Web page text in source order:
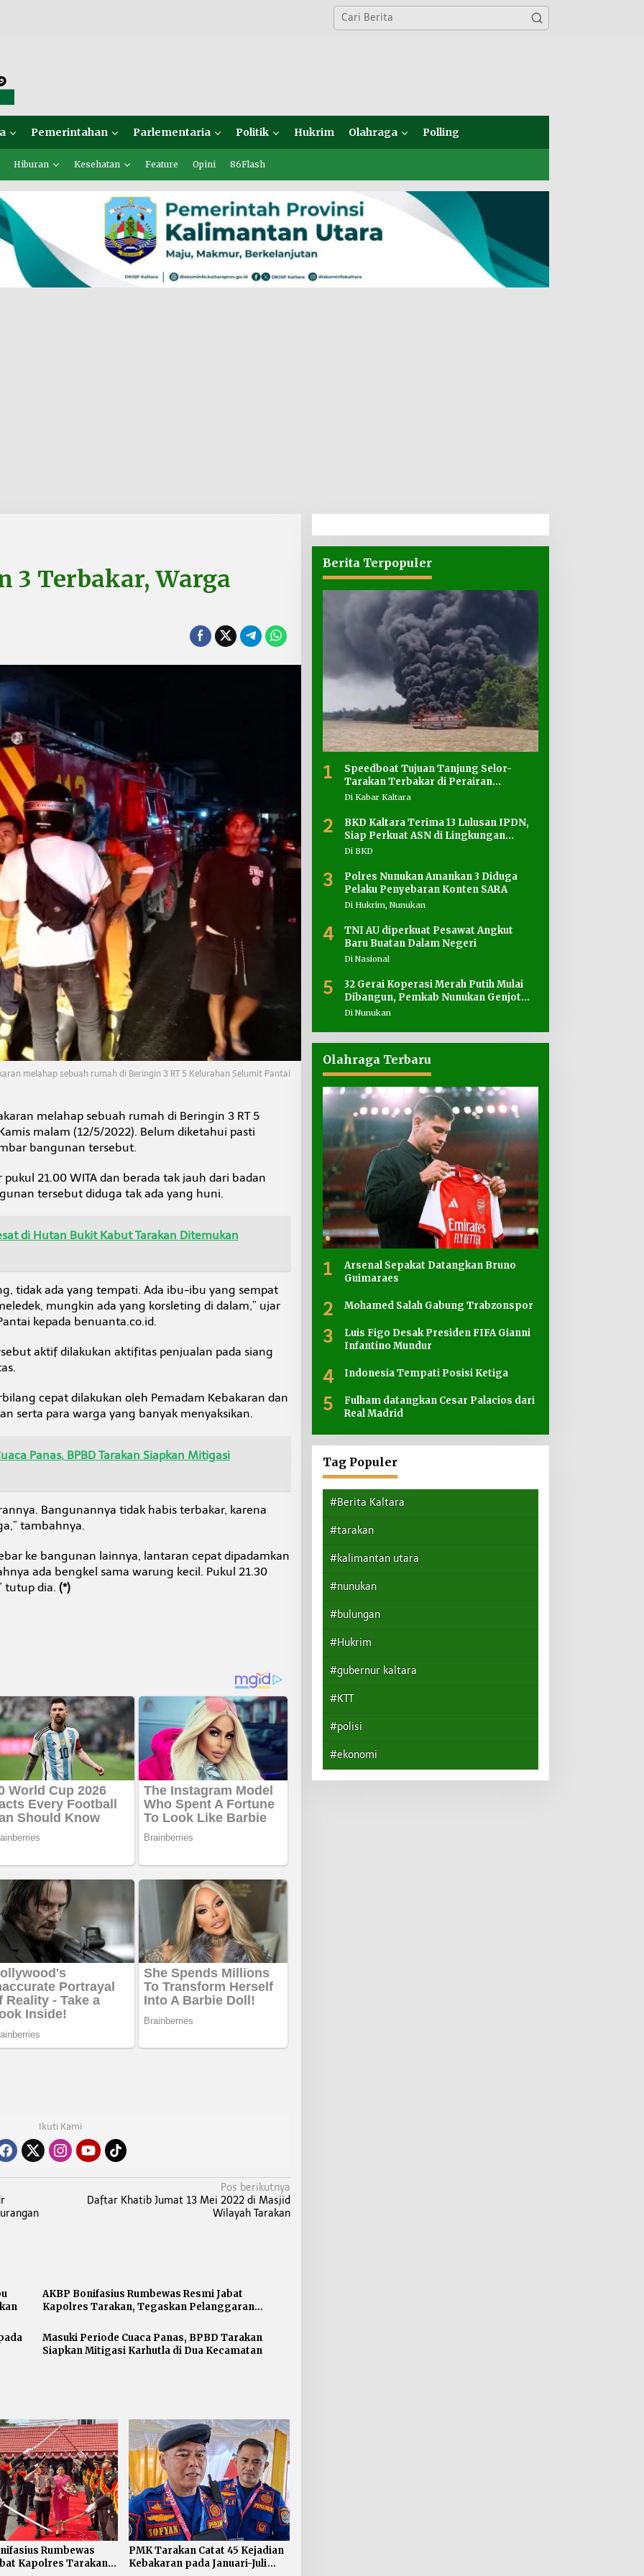
Pemerintahan Parlementaria Politik Hukrim Olahraga Polling
Hiburan Kesehatan Feature Opini 86Flash
3 Terbakar, Warga
melahap sebuah rumah di Beringin 3 RT 5 Kelurahan Selumit Pantai
melahap sebuah rumah di Beringin 3 RT 5
malam (12/5/2022). Belum diketahui pasti
bangunan tersebut.
21.00 WITA dan berada tak jauh dari badan
tersebut diduga tak ada yang huni.
di Hutan Bukit Kabut Tarakan Ditemukan
tidak ada yang tempati. Ada ibu-ibu yang sempat
mungkin ada yang korsleting di dalam,” ujar
kepada benuanta.co.id.
aktif dilakukan aktifitas penjualan pada siang
cepat dilakukan oleh Pemadam Kebakaran dan
serta para warga yang banyak menyaksikan.
Panas, BPBD Tarakan Siapkan Mitigasi
Bangunannya tidak habis terbakar, karena
tambahnya.
ke bangunan lainnya, lantaran cepat dipadamkan
ada bengkel sama warung kecil. Pukul 21.30
tutup dia. (*)
Ikuti Kami
Pos berikutnya
Daftar Khatib Jumat 13 Mei 2022 di Masjid
Wilayah Tarakan
AKBP Bonifasius Rumbewas Resmi Jabat
Kapolres Tarakan, Tegaskan Pelanggaran
Masuki Periode Cuaca Panas, BPBD Tarakan
Siapkan Mitigasi Karhutla di Dua Kecamatan
Rumbewas
Kapolres Tarakan,
PMK Tarakan Catat 45 Kejadian
Kebakaran pada Januari-Juli
Berita Terpopuler
1
Speedboat Tujuan Tanjung Selor-
Tarakan Terbakar di Perairan
Salimbatu
Di Kabar Kaltara
2
BKD Kaltara Terima 13 Lulusan IPDN,
Siap Perkuat ASN di Lingkungan
Pemprov
Di BKD
3
Polres Nunukan Amankan 3 Diduga
Pelaku Penyebaran Konten SARA
Di Hukrim, Nunukan
4
TNI AU diperkuat Pesawat Angkut
Baru Buatan Dalam Negeri
Di Nasional
5
32 Gerai Koperasi Merah Putih Mulai
Dibangun, Pemkab Nunukan Genjot
Penyediaan Lahan
Di Nunukan
Olahraga Terbaru
1
Arsenal Sepakat Datangkan Bruno
Guimaraes
2 Mohamed Salah Gabung Trabzonspor
3
Luis Figo Desak Presiden FIFA Gianni
Infantino Mundur
4 Indonesia Tempati Posisi Ketiga
5
Fulham datangkan Cesar Palacios dari
Real Madrid
Tag Populer
#Berita Kaltara
#tarakan
#kalimantan utara
#nunukan
#bulungan
#Hukrim
#gubernur kaltara
#KTT
#polisi
#ekonomi